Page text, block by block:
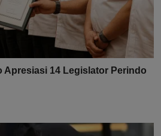
Apresiasi 14 Legislator Perindo